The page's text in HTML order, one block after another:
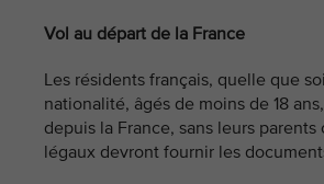
Vol au départ de la France
Les résidents français, quelle que
nationalité, âgés de moins de 18
depuis la France, sans leurs parents
légaux devront fournir les